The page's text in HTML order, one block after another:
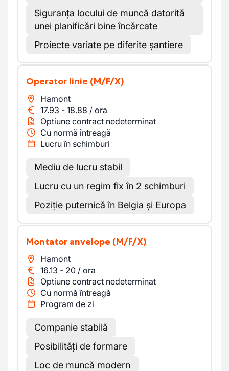
Siguranța locului de muncă datorită
unei planificări bine încărcate
Proiecte variate pe diferite șantiere
Operator linie (M/F/X)
Hamont
17.93 - 18.88 / ora
Optiune contract nedeterminat
Cu normă întreagă
Lucru în schimburi
Mediu de lucru stabil
Lucru cu un regim fix în 2 schimburi
Poziție puternică în Belgia și Europa
Montator anvelope (M/F/X)
Hamont
16.13 - 20 / ora
Optiune contract nedeterminat
Cu normă întreagă
Program de zi
Companie stabilă
Posibilități de formare
Loc de muncă modern